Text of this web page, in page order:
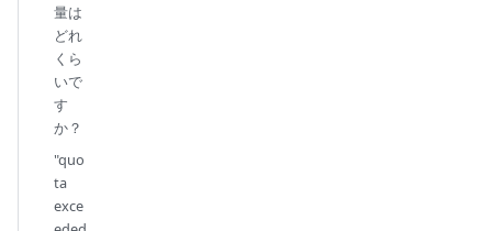
量は
どれ
くら
いで
す
か？
"quo
ta
exce